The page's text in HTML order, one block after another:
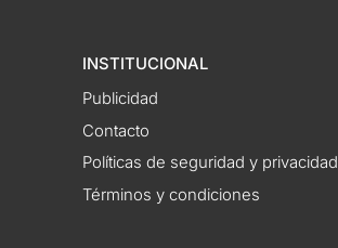
INSTITUCIONAL
Publicidad
Contacto
Políticas de seguridad y privacidad
Términos y condiciones